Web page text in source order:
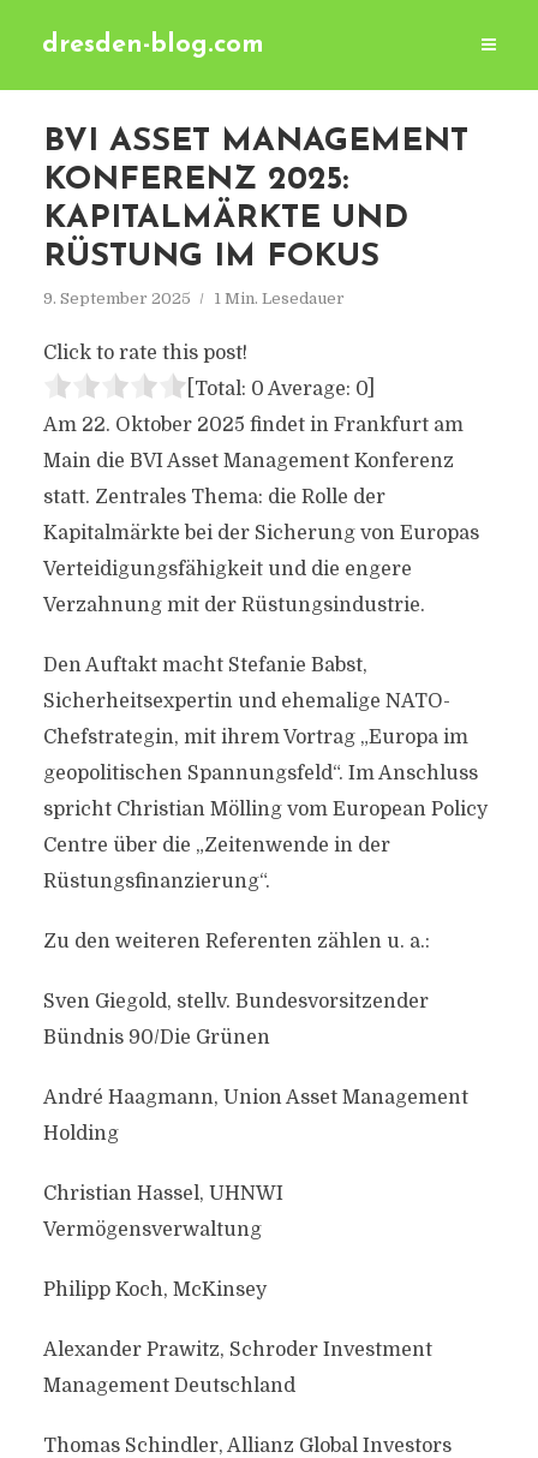
dresden-blog.com
BVI ASSET MANAGEMENT
KONFERENZ 2025:
KAPITALMÄRKTE UND
RÜSTUNG IM FOKUS
9. September 2025 1 Min. Lesedauer
Click to rate this post!
[Total: 0 Average: 0]
Am 22. Oktober 2025 findet in Frankfurt am
Main die BVI Asset Management Konferenz
statt. Zentrales Thema: die Rolle der
Kapitalmärkte bei der Sicherung von Europas
Verteidigungsfähigkeit und die engere
Verzahnung mit der Rüstungsindustrie.
Den Auftakt macht Stefanie Babst,
Sicherheitsexpertin und ehemalige NATO-
Chefstrategin, mit ihrem Vortrag „Europa im
geopolitischen Spannungsfeld“. Im Anschluss
spricht Christian Mölling vom European Policy
Centre über die „Zeitenwende in der
Rüstungsfinanzierung“.
Zu den weiteren Referenten zählen u. a.:
Sven Giegold, stellv. Bundesvorsitzender
Bündnis 90/Die Grünen
André Haagmann, Union Asset Management
Holding
Christian Hassel, UHNWI
Vermögensverwaltung
Philipp Koch, McKinsey
Alexander Prawitz, Schroder Investment
Management Deutschland
Thomas Schindler, Allianz Global Investors